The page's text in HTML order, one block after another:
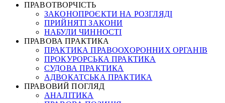
ПРАВОТВОРЧІСТЬ
ЗАКОНОПРОЄКТИ НА РОЗГЛЯДІ
ПРИЙНЯТІ ЗАКОНИ
НАБУЛИ ЧИННОСТІ
ПРАВОВА ПРАКТИКА
ПРАКТИКА ПРАВООХОРОННИХ ОРГАНІВ
ПРОКУРОРСЬКА ПРАКТИКА
СУДОВА ПРАКТИКА
АДВОКАТСЬКА ПРАКТИКА
ПРАВОВИЙ ПОГЛЯД
АНАЛІТИКА